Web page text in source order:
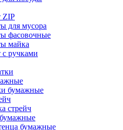
ZIP
для мусора
фасовочные
майка
с ручками
бумажные
стрейч
бумажные